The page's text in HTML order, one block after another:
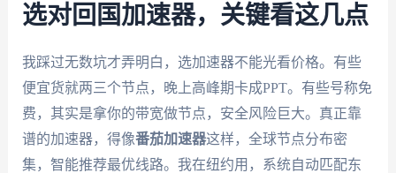
选对回国加速器，关键看这几点
我踩过无数坑才弄明白，选加速器不能光看价格。有些
便宜货就两三个节点，晚上高峰期卡成PPT。有些号称免
费，其实是拿你的带宽做节点，安全风险巨大。真正靠
谱的加速器，得像番茄加速器这样，全球节点分布密
集，智能推荐最优线路。我在纽约用，系统自动匹配东